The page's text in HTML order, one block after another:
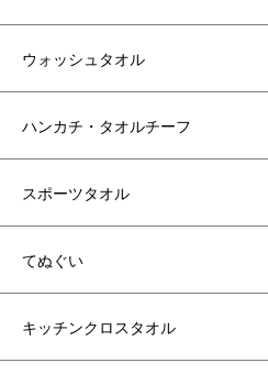
ウォッシュタオル
ハンカチ・タオルチーフ
スポーツタオル
てぬぐい
キッチンクロスタオル